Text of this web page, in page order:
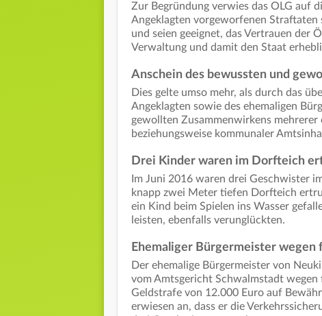
Zur Begründung verwies das OLG auf
Angeklagten vorgeworfenen
und seien geeignet, das Vertrauen
Verwaltung und damit den Staat
Anschein des bewussten und
Dies gelte umso mehr, als durch das
Angeklagten sowie des ehemaligen
gewollten Zusammenwirkens
beziehungsweise kommunaler
Drei Kinder waren im Dorfteich
Im Juni 2016 waren drei Geschwister
knapp zwei Meter tiefen Dorfteich
ein Kind beim Spielen ins Wasser
leisten, ebenfalls verunglückten.
Ehemaliger Bürgermeister
Der ehemalige Bürgermeister von
vom Amtsgericht Schwalmstadt
Geldstrafe von 12.000 Euro auf
erwiesen an, dass er die